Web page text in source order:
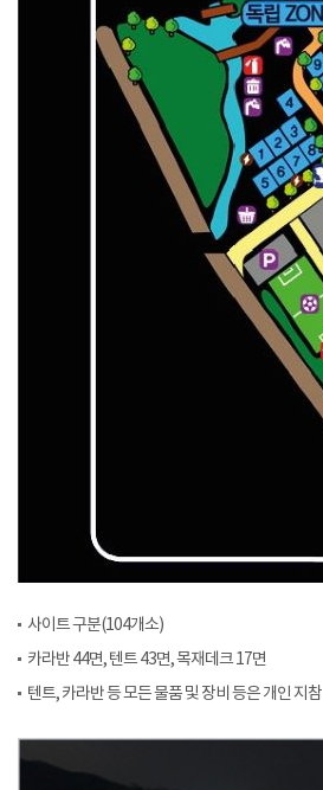
사이트 구분(104개소)
카라반 44면, 텐트 43면, 목재데크 17면
텐트, 카라반 등 모든 물품 및 장비 등은 개인 지참